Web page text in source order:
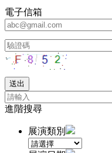
電子信箱
進階搜尋
展演類別